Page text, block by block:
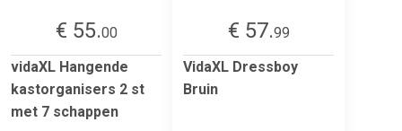
€ 55.00
vidaXL Hangende
kastorganisers 2 st
met 7 schappen
€ 57.99
VidaXL Dressboy
Bruin